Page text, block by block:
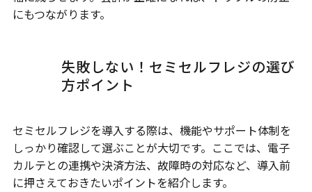
にもつながります。
失敗しない！セミセルフレジの選び
方ポイント
セミセルフレジを導入する際は、機能やサポート体制を
しっかり確認して選ぶことが大切です。ここでは、電子
カルテとの連携や決済方法、故障時の対応など、導入前
に押さえておきたいポイントを紹介します。